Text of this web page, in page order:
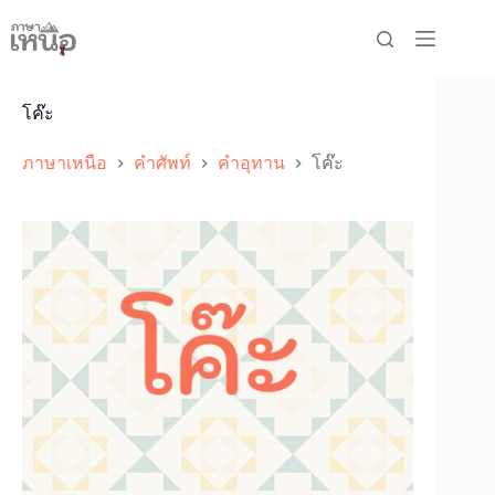
to
content
โค๊ะ
ภาษาเหนือ คำศัพท์ คำอุทาน โค๊ะ